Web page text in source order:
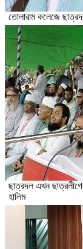
তোলারাম কলেজে
ছাত্রদল এখন
হালিম